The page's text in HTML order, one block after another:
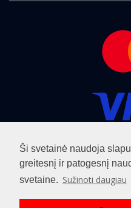
Ši svetainė naudoja
greitesnį ir patogesnį
svetaine. Sužinoti daugiau